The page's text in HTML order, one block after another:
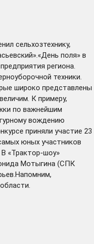
сельхозтехнику,
поля» в
региона.
техники.
широко представлены
К примеру,
по важнейшим
вождению
приняли участие 23
юных участников
«Трактор-шоу»
Мотыгина (СПК